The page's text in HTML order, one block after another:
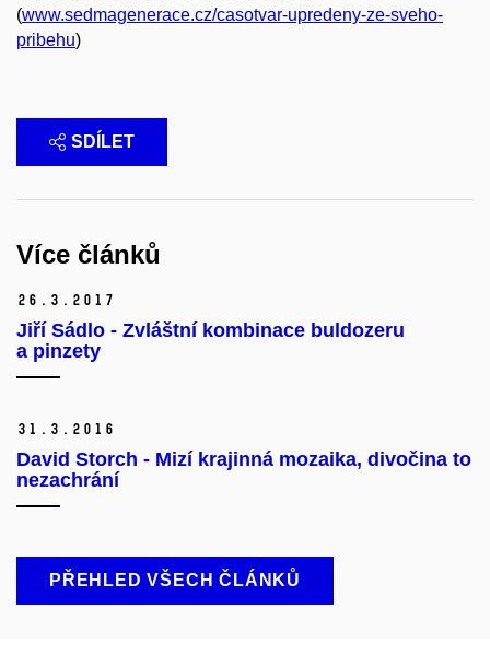
(www.sedmagenerace.cz/casotvar-upredeny-ze-sveho-
pribehu)
SDÍLET
Více článků
26. 3. 2017
Jiří Sádlo - Zvláštní kombinace buldozeru
a pinzety
31. 3. 2016
David Storch - Mizí krajinná mozaika, divočina to
nezachrání
PŘEHLED VŠECH ČLÁNKŮ